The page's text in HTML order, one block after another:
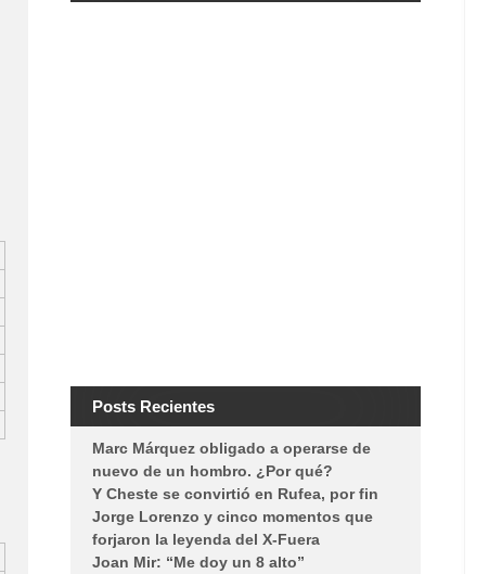
Posts Recientes
Marc Márquez obligado a operarse de
nuevo de un hombro. ¿Por qué?
Y Cheste se convirtió en Rufea, por fin
Jorge Lorenzo y cinco momentos que
forjaron la leyenda del X-Fuera
Joan Mir: “Me doy un 8 alto”